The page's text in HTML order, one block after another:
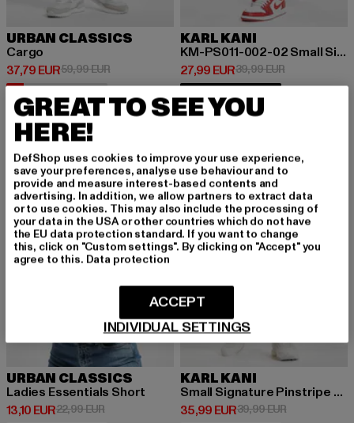
URBAN CLASSICS
Cargo
37,79 EUR
Derzeitiger Preis: 37,79 EUR
59,99 EURAktionspreis: 59,99 EUR
17% verfügbar
KARL KANI
KM-PS011-002-02 Small Signature Pinstripe Mesh Shorts
27,99 EUR
Derzeitiger Preis: 27,99 EUR
39,99 EURAktionspreis:
100% verfügbar
-43%
URBAN CLASSICS
Ladies Essentials Short
13,10 EUR
Derzeitiger Preis: 13,10 EUR
22,99 EURAktionspreis: 22,99 EUR
-10%
KARL KANI
Small Signature Pinstripe Mesh
35,99 EUR
Derzeitiger Preis: 35,99 EUR
39,99 EURAktionspreis:
GREAT TO SEE YOU
HERE!
DefShop uses cookies to improve your use experience,
save your preferences, analyse use behaviour and to
provide and measure interest-based contents and
advertising. In addition, we allow partners to extract data
or to use cookies. This may also include the processing of
your data in the USA or other countries which do not have
the EU data protection standard. If you want to change
this, click on "Custom settings". By clicking on "Accept" you
agree to this. Data protection
INDIVIDUAL SETTINGS
ACCEPT